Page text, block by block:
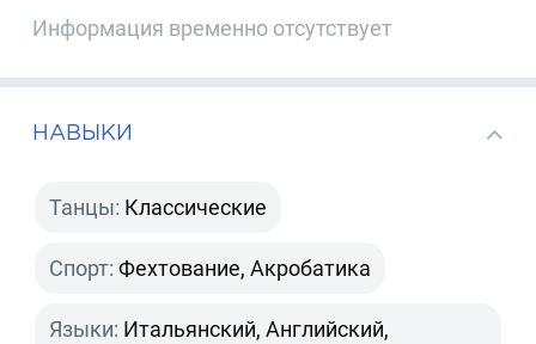
Информация временно отсутствует
НАВЫКИ
Танцы: Классические
Спорт: Фехтование, Акробатика
Языки: Итальянский, Английский,